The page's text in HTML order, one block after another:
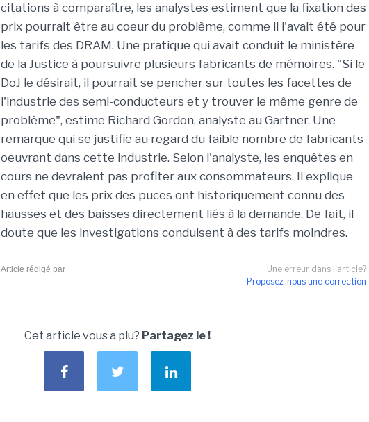
citations à comparaître, les analystes estiment que la fixation des
prix pourrait être au coeur du problème, comme il l'avait été pour
les tarifs des DRAM. Une pratique qui avait conduit le ministère
de la Justice à poursuivre plusieurs fabricants de mémoires. "Si le
DoJ le désirait, il pourrait se pencher sur toutes les facettes de
l'industrie des semi-conducteurs et y trouver le même genre de
problème", estime Richard Gordon, analyste au Gartner. Une
remarque qui se justifie au regard du faible nombre de fabricants
oeuvrant dans cette industrie. Selon l'analyste, les enquêtes en
cours ne devraient pas profiter aux consommateurs. Il explique
en effet que les prix des puces ont historiquement connu des
hausses et des baisses directement liés à la demande. De fait, il
doute que les investigations conduisent à des tarifs moindres.
Une erreur dans l'article?
Proposez-nous une correction
Article rédigé par
Cet article vous a plu? Partagez le !